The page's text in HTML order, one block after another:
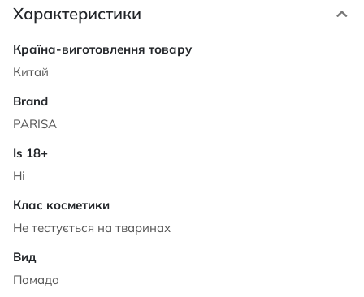
Характеристики
Характеристики
Китай
PARISA
Ні
Не тестується на тваринах
Помада